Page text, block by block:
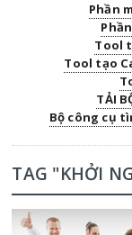
Phần
Tool
Tool tạo
TẢI
Bộ công cụ
TAG "KHỞI